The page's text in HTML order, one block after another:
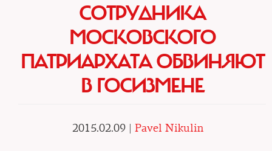
СОТРУДНИКА
МОСКОВСКОГО
ПАТРИАРХАТА ОБВИНЯЮТ
В ГОСИЗМЕНЕ
2015.02.09 | Pavel Nikulin